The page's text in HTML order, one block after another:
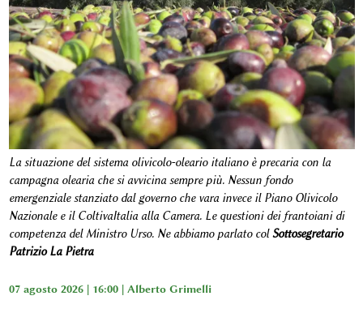
La situazione del sistema olivicolo-oleario italiano è precaria con la
campagna olearia che si avvicina sempre più. Nessun fondo
emergenziale stanziato dal governo che vara invece il Piano Olivicolo
Nazionale e il ColtivaItalia alla Camera. Le questioni dei frantoiani di
competenza del Ministro Urso. Ne abbiamo parlato colSottosegretario
Patrizio La Pietra
07 agosto 2026 | 16:00 | Alberto Grimelli